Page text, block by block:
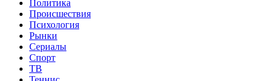
Политика
Происшествия
Психология
Рынки
Сериалы
Спорт
ТВ